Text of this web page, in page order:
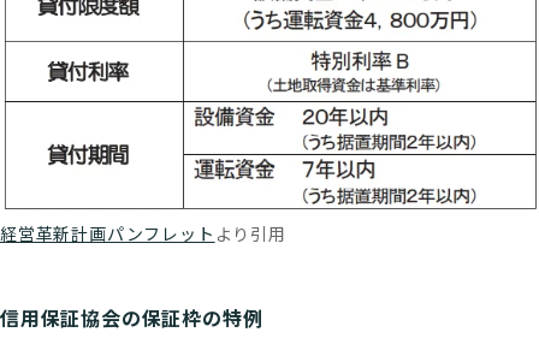
経営革新計画パンフレット より引用
信用保証協会の保証枠の特例